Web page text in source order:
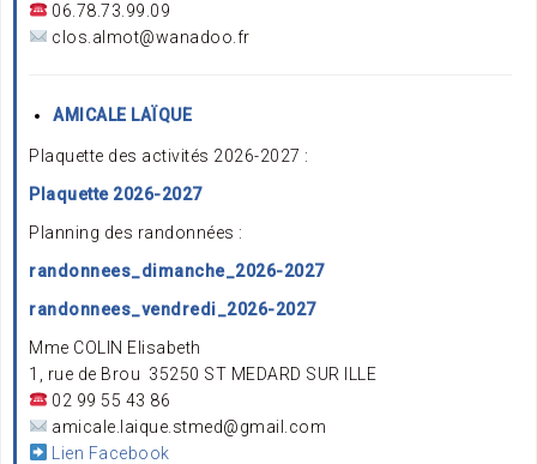
06.78.73.99.09
clos.almot@wanadoo.fr
AMICALE LAÏQUE
Plaquette des activités 2026-2027 :
Plaquette 2026-2027
Planning des randonnées :
randonnees_dimanche_2026-2027
randonnees_vendredi_2026-2027
Mme COLIN Elisabeth
1, rue de Brou 35250 ST MEDARD SUR ILLE
02 99 55 43 86
amicale.laique.stmed@gmail.com
Lien Facebook